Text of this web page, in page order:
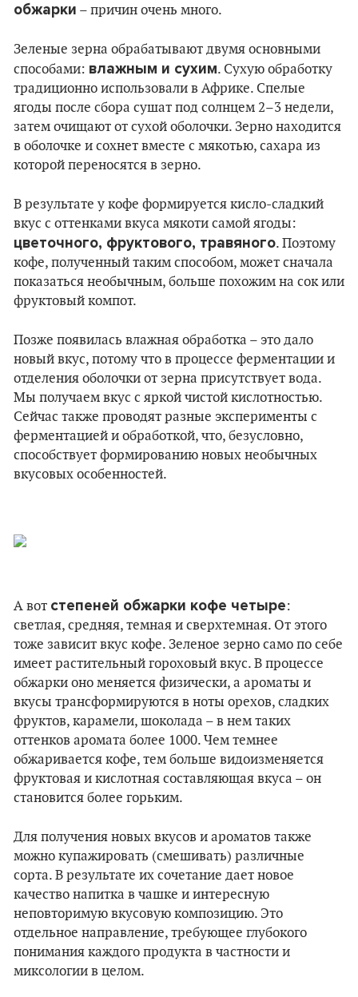
обжарки – причин очень много.
Зеленые зерна обрабатывают двумя основными
способами: влажным и сухим. Сухую обработку
традиционно использовали в Африке. Спелые
ягоды после сбора сушат под солнцем 2–3 недели,
затем очищают от сухой оболочки. Зерно находится
в оболочке и сохнет вместе с мякотью, сахара из
которой переносятся в зерно.
В результате у кофе формируется кисло-сладкий
вкус с оттенками вкуса мякоти самой ягоды:
цветочного, фруктового, травяного. Поэтому
кофе, полученный таким способом, может сначала
показаться необычным, больше похожим на сок или
фруктовый компот.
Позже появилась влажная обработка – это дало
новый вкус, потому что в процессе ферментации и
отделения оболочки от зерна присутствует вода.
Мы получаем вкус с яркой чистой кислотностью.
Сейчас также проводят разные эксперименты с
ферментацией и обработкой, что, безусловно,
способствует формированию новых необычных
вкусовых особенностей.
А вот степеней обжарки кофе четыре:
светлая, средняя, темная и сверхтемная. От этого
тоже зависит вкус кофе. Зеленое зерно само по себе
имеет растительный гороховый вкус. В процессе
обжарки оно меняется физически, а ароматы и
вкусы трансформируются в ноты орехов, сладких
фруктов, карамели, шоколада – в нем таких
оттенков аромата более 1000. Чем темнее
обжаривается кофе, тем больше видоизменяется
фруктовая и кислотная составляющая вкуса – он
становится более горьким.
Для получения новых вкусов и ароматов также
можно купажировать (смешивать) различные
сорта. В результате их сочетание дает новое
качество напитка в чашке и интересную
неповторимую вкусовую композицию. Это
отдельное направление, требующее глубокого
понимания каждого продукта в частности и
миксологии в целом.